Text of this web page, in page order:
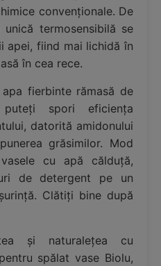
convenționale. De
unică termosensibilă se
apei, fiind mai lichidă în
în cea rece.
fierbinte rămasă de
spori eficiența
datorită amidonului
grăsimilor. Mod
cu apă călduță,
de detergent pe un
Clătiți bine după
și naturalețea cu
spălat vase Biolu,